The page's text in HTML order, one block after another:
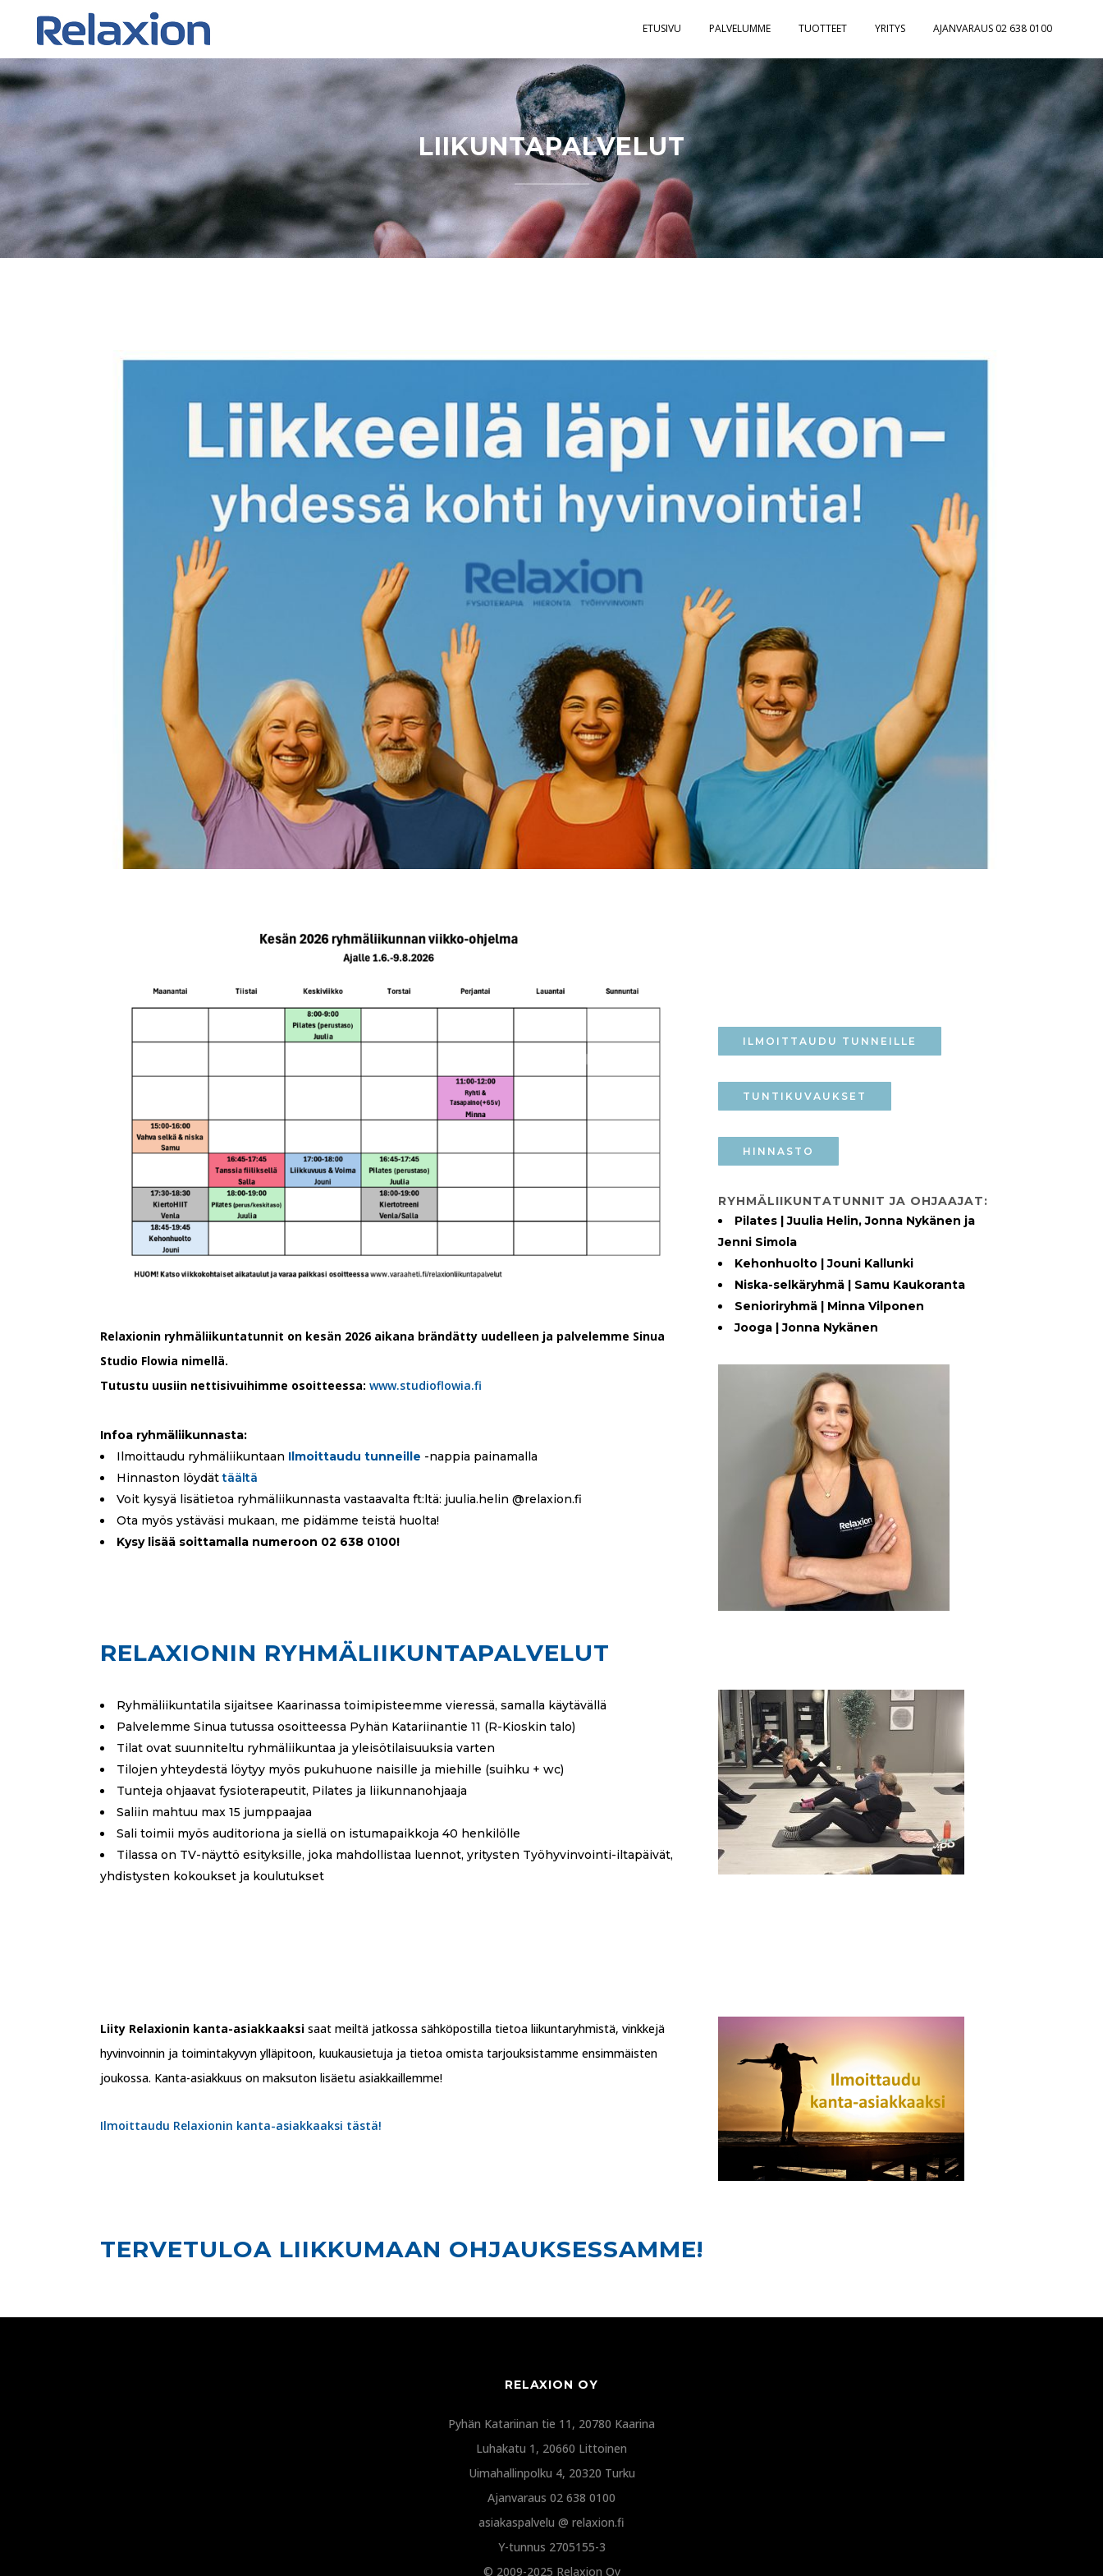
ETUSIVU PALVELUMME TUOTTEET YRITYS AJANVARAUS 02 638 0100
LIIKUNTAPALVELUT
Relaxionin ryhmäliikuntatunnit on kesän 2026 aikana brändätty uudelleen ja palvelemme Sinua
Studio Flowia nimellä.
Tutustu uusiin nettisivuihimme osoitteessa: www.studioflowia.fi
Infoa ryhmäliikunnasta:
Ilmoittaudu ryhmäliikuntaan Ilmoittaudu tunneille -nappia painamalla
Hinnaston löydättäältä
Voit kysyä lisätietoa ryhmäliikunnasta vastaavalta ft:ltä: juulia.helin @relaxion.fi
Ota myös ystäväsi mukaan, me pidämme teistä huolta!
Kysy lisää soittamalla numeroon 02 638 0100!
ILMOITTAUDU TUNNEILLE
TUNTIKUVAUKSET
HINNASTO
RYHMÄLIIKUNTATUNNIT JA OHJAAJAT:
Pilates | Juulia Helin, Jonna Nykänen ja
Jenni Simola
Kehonhuolto | Jouni Kallunki
Niska-selkäryhmä | Samu Kaukoranta
Senioriryhmä | Minna Vilponen
Jooga | Jonna Nykänen
RELAXIONIN RYHMÄLIIKUNTAPALVELUT
Ryhmäliikuntatila sijaitsee Kaarinassa toimipisteemme vieressä, samalla käytävällä
Palvelemme Sinua tutussa osoitteessa Pyhän Katariinantie 11 (R-Kioskin talo)
Tilat ovat suunniteltu ryhmäliikuntaa ja yleisötilaisuuksia varten
Tilojen yhteydestä löytyy myös pukuhuone naisille ja miehille (suihku + wc)
Tunteja ohjaavat fysioterapeutit, Pilates ja liikunnanohjaaja
Saliin mahtuu max 15 jumppaajaa
Sali toimii myös auditoriona ja siellä on istumapaikkoja 40 henkilölle
Tilassa on TV-näyttö esityksille, joka mahdollistaa luennot, yritysten Työhyvinvointi-iltapäivät,
yhdistysten kokoukset ja koulutukset
Liity Relaxionin kanta-asiakkaaksi saat meiltä jatkossa sähköpostilla tietoa liikuntaryhmistä, vinkkejä
hyvinvoinnin ja toimintakyvyn ylläpitoon, kuukausietuja ja tietoa omista tarjouksistamme ensimmäisten
joukossa. Kanta-asiakkuus on maksuton lisäetu asiakkaillemme!
Ilmoittaudu Relaxionin kanta-asiakkaaksi tästä!
TERVETULOA LIIKKUMAAN OHJAUKSESSAMME!
RELAXION OY
Pyhän Katariinan tie 11, 20780 Kaarina
Luhakatu 1, 20660 Littoinen
Uimahallinpolku 4, 20320 Turku
Ajanvaraus 02 638 0100
asiakaspalvelu @ relaxion.fi
Y-tunnus 2705155-3
© 2009-2025 Relaxion Oy